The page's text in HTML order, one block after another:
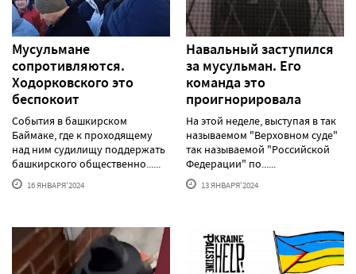
Мусульмане
сопротивляются.
Ходорковского это
беспокоит
События в башкирском
Баймаке, где к проходящему
над ним судилищу поддержать
башкирского общественно......
16 ЯНВАРЯ'2024
Навальный заступился
за мусульман. Его
команда это
проигнорировала
На этой неделе, выступая в так
называемом "Верховном суде"
так называемой "Российской
Федерации" по......
13 ЯНВАРЯ'2024